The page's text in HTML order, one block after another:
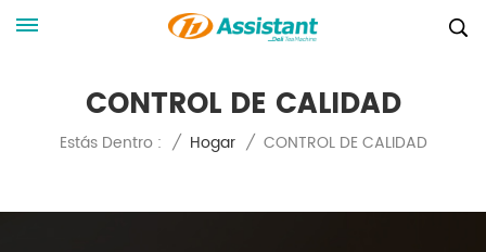
CONTROL DE CALIDAD
Estás Dentro : / Hogar / CONTROL DE CALIDAD